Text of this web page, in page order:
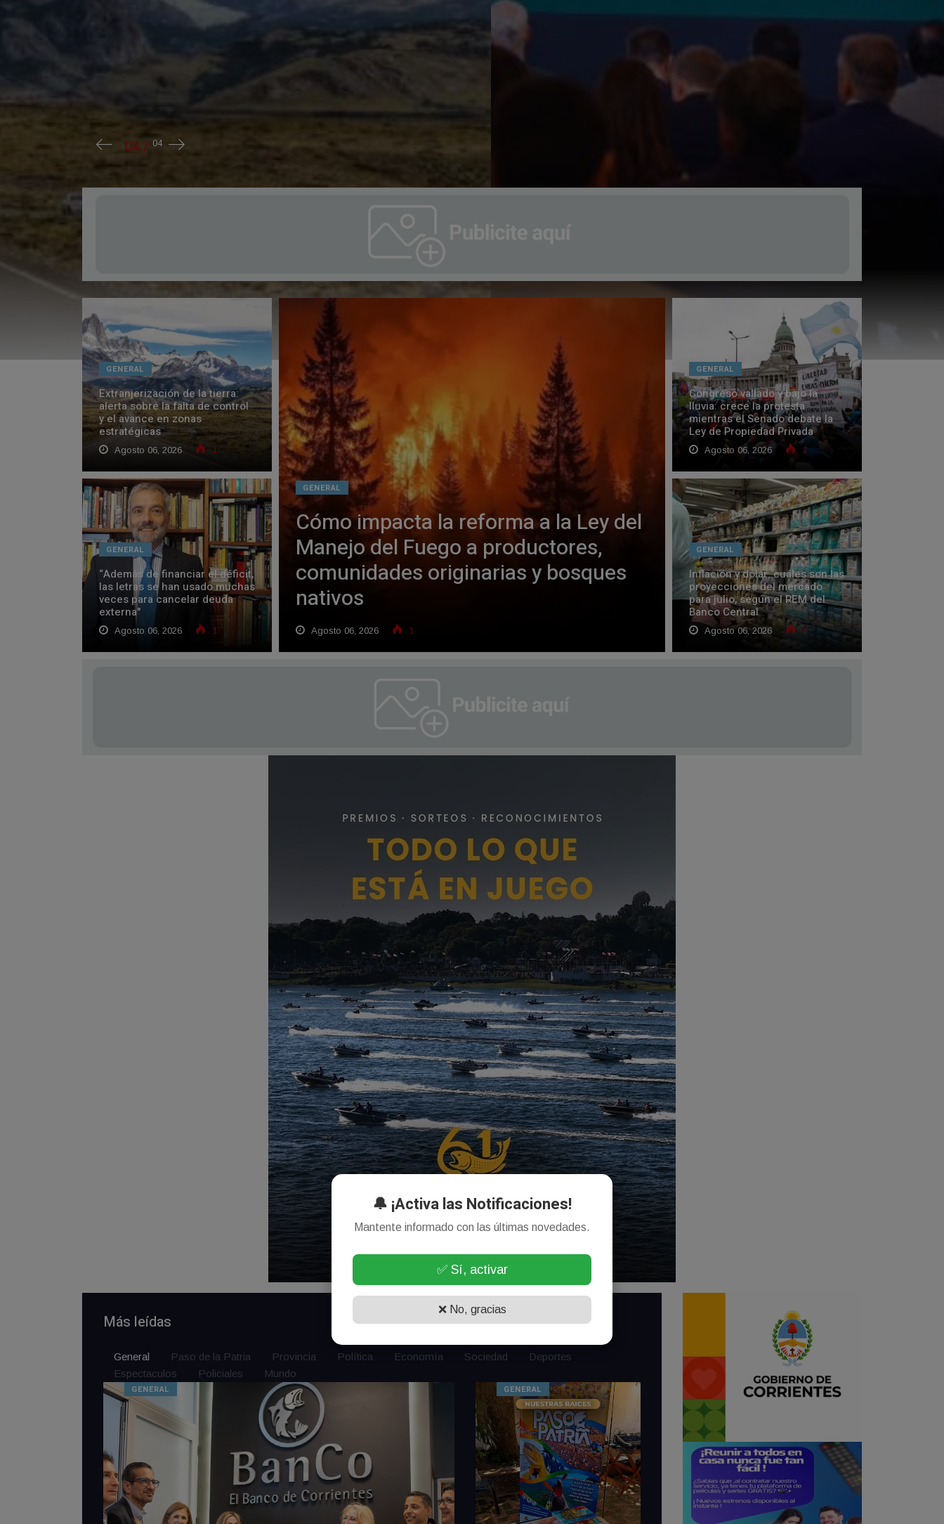
El Banco de la Provincia de Córdoba colocó Obligaciones
Negociables por USD 75 millones tras recibir ofertas por USD
134,5 millones. Con los fondos, la entidad proyecta ampliar
GENERAL
Extranjerización de la tierra:
alerta sobre la falta de control
y el avance en zonas
estratégicas
Agosto 06, 2026 1
GENERAL
“Además de financiar el déficit,
las letras se han usado muchas
veces para cancelar deuda
externa"
Agosto 06, 2026 1
GENERAL
Cómo impacta la reforma a la Ley del
Manejo del Fuego a productores,
comunidades originarias y bosques
nativos
Agosto 06, 2026 1
GENERAL
Congreso vallado y bajo la
lluvia: crece la protesta
mientras el Senado debate la
Ley de Propiedad Privada
Agosto 06, 2026 1
GENERAL
Inflación y dólar: cuáles son las
proyecciones del mercado
para julio, según el REM del
Banco Central
Agosto 06, 2026 1
Más leídas
General Paso de la Patria Provincia Política Economía Sociedad
Deportes
Espectaculos
Policiales
Mundo
GENERAL
GENERAL
🔔 ¡Activa las Notificaciones!
Mantente informado con las últimas novedades.
✅ Sí, activar
❌ No, gracias